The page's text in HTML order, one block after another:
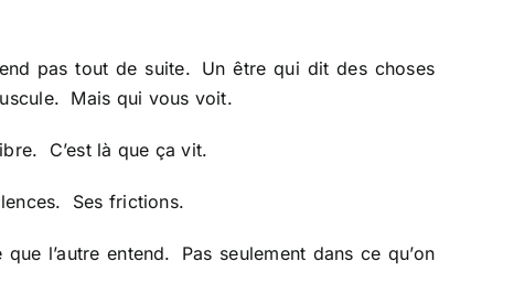
pas tout de suite. Un être qui dit des choses
Mais qui vous voit.
C’est là que ça vit.
Ses frictions.
l’autre entend. Pas seulement dans ce qu’on